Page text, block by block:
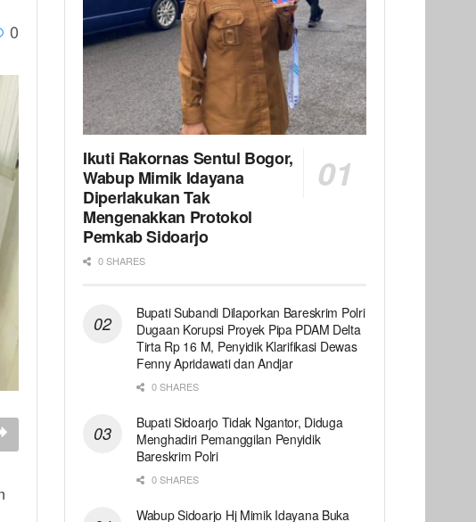
0
Ikuti Rakornas Sentul Bogor,
Wabup Mimik Idayana
Diperlakukan Tak
Mengenakkan Protokol
Pemkab Sidoarjo
0 SHARES
Bupati Subandi Dilaporkan Bareskrim Polri
Dugaan Korupsi Proyek Pipa PDAM Delta
Tirta Rp 16 M, Penyidik Klarifikasi Dewas
Fenny Apridawati dan Andjar
0 SHARES
Bupati Sidoarjo Tidak Ngantor, Diduga
Menghadiri Pemanggilan Penyidik
Bareskrim Polri
0 SHARES
Wabup Sidoarjo Hj Mimik Idayana Buka